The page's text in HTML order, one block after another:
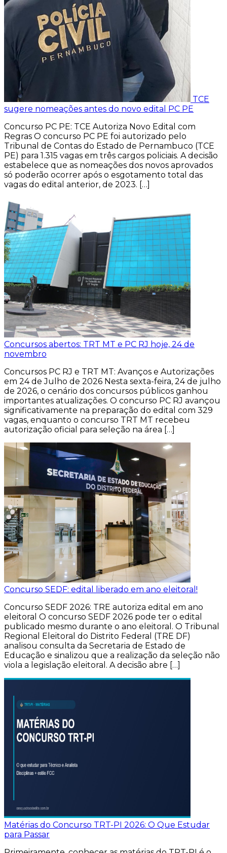
TCE
sugere nomeações antes do novo edital PC PE
Concurso PC PE: TCE Autoriza Novo Edital com
Regras O concurso PC PE foi autorizado pelo
Tribunal de Contas do Estado de Pernambuco (TCE
PE) para 1.315 vagas em três cargos policiais. A decisão
estabelece que as nomeações dos novos aprovados
só poderão ocorrer após o esgotamento total das
vagas do edital anterior, de 2023. […]
Concursos abertos: TRT MT e PC RJ hoje, 24 de
novembro
Concursos PC RJ e TRT MT: Avanços e Autorizações
em 24 de Julho de 2026 Nesta sexta-feira, 24 de julho
de 2026, o cenário dos concursos públicos ganhou
importantes atualizações. O concurso PC RJ avançou
significativamente na preparação do edital com 329
vagas, enquanto o concurso TRT MT recebeu
autorização oficial para seleção na área […]
Concurso SEDF: edital liberado em ano eleitoral!
Concurso SEDF 2026: TRE autoriza edital em ano
eleitoral O concurso SEDF 2026 pode ter o edital
publicado mesmo durante o ano eleitoral. O Tribunal
Regional Eleitoral do Distrito Federal (TRE DF)
analisou consulta da Secretaria de Estado de
Educação e sinalizou que a realização da seleção não
viola a legislação eleitoral. A decisão abre […]
Matérias do Concurso TRT-PI 2026: O Que Estudar
para Passar